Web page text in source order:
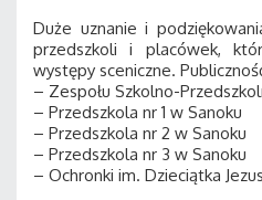
Duże uznanie i
przedszkoli i placówek,
występy sceniczne.
– Zespołu Szkolno-
– Przedszkola nr 1 w Sanoku
– Przedszkola nr 2 w Sanoku
– Przedszkola nr 3 w Sanoku
– Ochronki im. Dzieciątka Jezus